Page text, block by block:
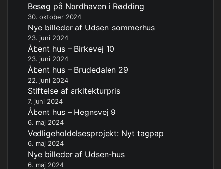
Besøg på Nordhaven i Rødding
30. oktober 2024
Nye billeder af Udsen-sommerhus
23. juni 2024
Åbent hus – Birkevej 10
23. juni 2024
Åbent hus – Brudedalen 29
22. juni 2024
Stiftelse af arkitekturpris
7. juni 2024
Åbent hus – Hegnsvej 9
6. maj 2024
Vedligeholdelsesprojekt: Nyt tagpap
6. maj 2024
Nye billeder af Udsen-hus
6. maj 2024